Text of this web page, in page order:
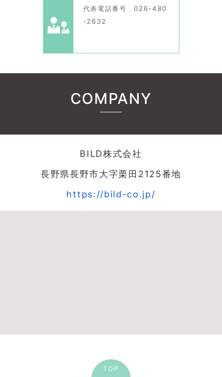
代表電話番号 026-480
-2632
COMPANY
BILD株式会社
長野県長野市大字栗田2125番地
https://bild-co.jp/
TOP